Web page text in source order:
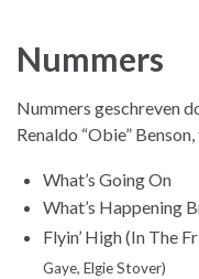
Nummers
Nummers geschreven
Renaldo “Obie”
What’s Going On
What’s Happening
Flyin’ High (In The
Gaye, Elgie Stover)